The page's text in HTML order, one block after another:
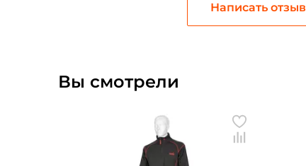
Написать отзыв
Вы смотрели